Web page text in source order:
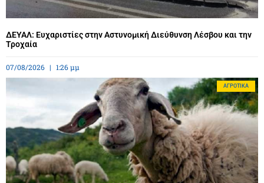
ΔΕΥΑΛ: Ευχαριστίες στην Αστυνομική Διεύθυνση Λέσβου και την
Τροχαία
07/08/2026 1:26 μμ
ΑΓΡΟΤΙΚΆ